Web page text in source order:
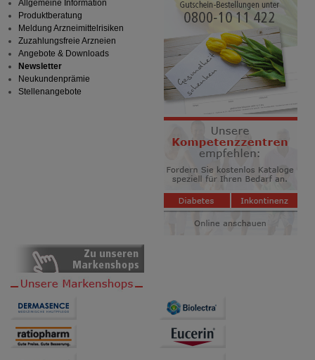
Allgemeine Information
Produktberatung
Meldung Arzneimittelrisiken
Zuzahlungsfreie Arzneien
Angebote & Downloads
Newsletter
Neukundenprämie
Stellenangebote